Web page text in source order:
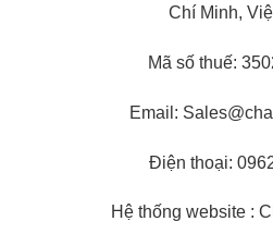
Chí Minh,
Mã số thuế:
Email:
Điện thoại:
Hệ thống website :